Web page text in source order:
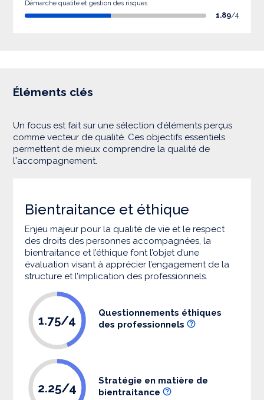
Démarche qualité et gestion des risques
1.89/4
Éléments clés
Un focus est fait sur une sélection d’éléments perçus
comme vecteur de qualité. Ces objectifs essentiels
permettent de mieux comprendre la qualité de
l'accompagnement.
Bientraitance et éthique
Enjeu majeur pour la qualité de vie et le respect
des droits des personnes accompagnées, la
bientraitance et l’éthique font l’objet d’une
évaluation visant à apprécier l’engagement de la
structure et l’implication des professionnels.
1.75/4
Questionnements éthiques
des professionnels
2.25/4
Stratégie en matière de
bientraitance